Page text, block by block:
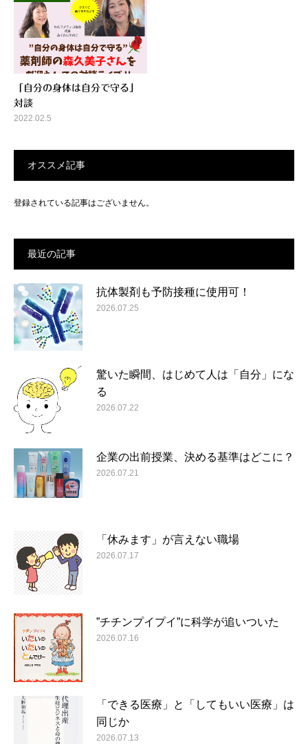
「自分の身体は自分で守る」
対談
2022.02.5
オススメ記事
登録されている記事はございません。
最近の記事
抗体製剤も予防接種に使用可！
2026.07.25
驚いた瞬間、はじめて人は「自分」にな
る
2026.07.22
企業の出前授業、決める基準はどこに？
2026.07.21
「休みます」が言えない職場
2026.07.17
”チチンプイプイ”に科学が追いついた
2026.07.16
「できる医療」と「してもいい医療」は
同じか
2026.07.13